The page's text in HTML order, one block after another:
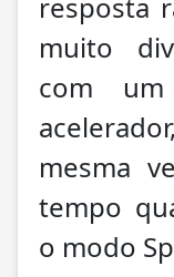
muito
com
mesma
tempo
o modo